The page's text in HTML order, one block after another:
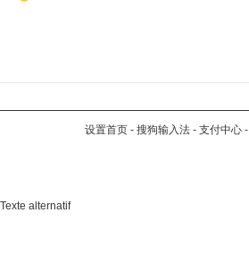
设置首页 - 搜狗输入法 - 支付中心 -
Texte alternatif